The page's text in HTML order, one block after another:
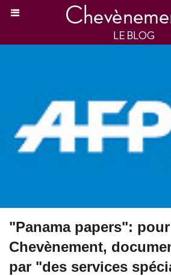
"Panama papers": pour
Chevènement,
par "des services